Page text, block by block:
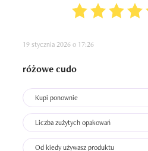
19 stycznia 2026 o 17:26
różowe cudo
Kupi ponownie
Liczba zużytych opakowań
Od kiedy używasz produktu